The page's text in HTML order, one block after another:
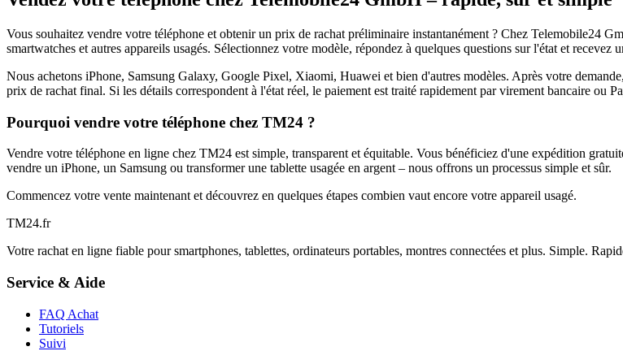
Vous souhaitez vendre votre téléphone et obtenir un prix de rachat préliminaire instantanément ? Chez Telemobile24
smartwatches et autres appareils usagés. Sélectionnez votre modèle, répondez à quelques questions sur l'état et recevez
Nous achetons iPhone, Samsung Galaxy, Google Pixel, Xiaomi, Huawei et bien d'autres modèles. Après votre
prix de rachat final. Si les détails correspondent à l'état réel, le paiement est traité rapidement par virement bancaire ou
Pourquoi vendre votre téléphone chez TM24 ?
Vendre votre téléphone en ligne chez TM24 est simple, transparent et équitable. Vous bénéficiez d'une expédition
vendre un iPhone, un Samsung ou transformer une tablette usagée en argent – nous offrons un processus simple et sûr.
Commencez votre vente maintenant et découvrez en quelques étapes combien vaut encore votre appareil usagé.
TM24.fr
Votre rachat en ligne fiable pour smartphones, tablettes, ordinateurs portables, montres connectées et plus. Simple.
Service & Aide
FAQ Achat
Tutoriels
Suivi